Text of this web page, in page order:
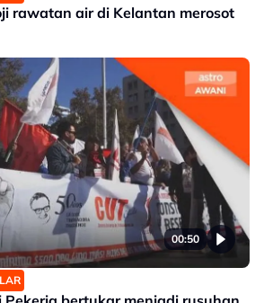
rawatan air di Kelantan merosot
00:50